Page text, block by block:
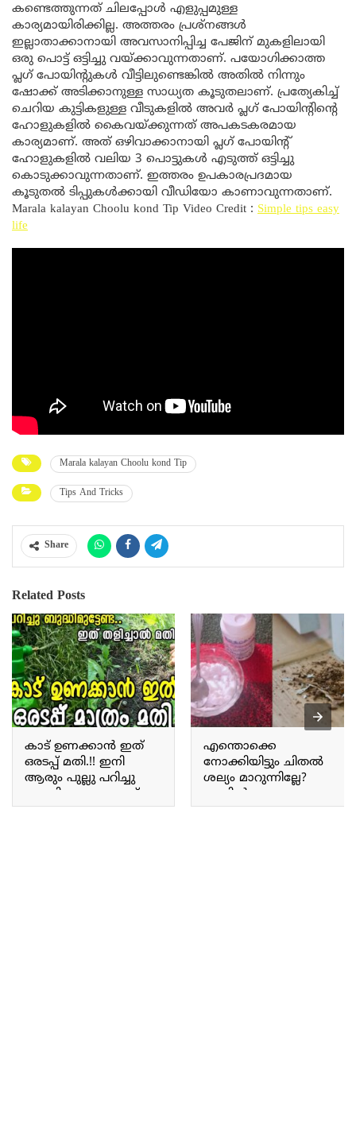
കണ്ടെത്തുന്നത് ചിലപ്പോൾ എളുപ്പമുള്ള
കാര്യമായിരിക്കില്ല. അത്തരം പ്രശ്നങ്ങൾ
ഇല്ലാതാക്കാനായി അവസാനിപ്പിച്ച പേജിന് മുകളിലായി
ഒരു പൊട്ട് ഒട്ടിച്ചു വയ്ക്കാവുന്നതാണ്. പയോഗിക്കാത്ത
പ്ലഗ് പോയിന്റുകൾ വീട്ടിലുണ്ടെങ്കിൽ അതിൽ നിന്നും
ഷോക്ക് അടിക്കാനുള്ള സാധ്യത കൂടുതലാണ്. പ്രത്യേകിച്ച്
ചെറിയ കുട്ടികളുള്ള വീടുകളിൽ അവർ പ്ലഗ് പോയിന്റിന്റെ
ഹോളുകളിൽ കൈവയ്ക്കുന്നത് അപകടകരമായ
കാര്യമാണ്. അത് ഒഴിവാക്കാനായി പ്ലഗ് പോയിന്റ്
ഹോളുകളിൽ വലിയ 3 പൊട്ടുകൾ എടുത്ത് ഒട്ടിച്ചു
കൊടുക്കാവുന്നതാണ്. ഇത്തരം ഉപകാരപ്രദമായ
കൂടുതൽ ടിപ്പുകൾക്കായി വീഡിയോ കാണാവുന്നതാണ്.
Marala kalayan Choolu kond Tip Video Credit : Simple tips easy
life
Marala kalayan Choolu kond Tip
Tips And Tricks
Share
Related Posts
കാട് ഉണക്കാൻ ഇത്
ഒരടപ്പ് മതി.!! ഇനി
ആരും പുല്ലു പറിച്ചു
ബുദ്ധിമുട്ടേണ്ട; ഏത്
കാട് പിടിച്ചു കിടക്കുന്ന
എന്തൊക്കെ
നോക്കിയിട്ടും ചിതൽ
ശല്യം മാറുന്നില്ലേ?
എങ്കിൽ ഇങ്ങനെ
ചെയ്തു നോക്കൂ;